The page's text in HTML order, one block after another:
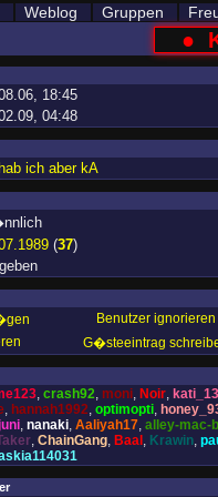
Weblog Gruppen
●
18:45
04:48
ich aber kA
(37)
Benutzer ignorieren
G�steeintrag
, crash92, moni, Noir, kati_13
, hannah1992, optimopti,
, nanaki, Aaliyah17, alley-mac-
, ChainGang, Baal , Krawin,